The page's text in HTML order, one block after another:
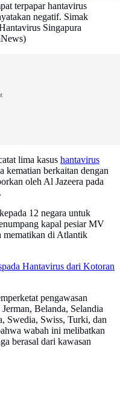
terpapar hantavirus
negatif. Simak
Singapura
lima kasus hantavirus
kematian berkaitan dengan
oleh Al Jazeera pada
12 negara untuk
kapal pesiar MV
mematikan di Atlantik
Hantavirus dari Kotoran
pengawasan
Belanda, Selandia
Swedia, Swiss, Turki, dan
wabah ini melibatkan
berasal dari kawasan